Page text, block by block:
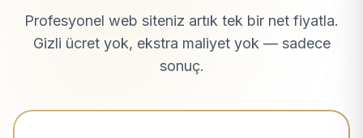
Profesyonel web siteniz artık tek bir net fiyatla.
Gizli ücret yok, ekstra maliyet yok — sadece
sonuç.